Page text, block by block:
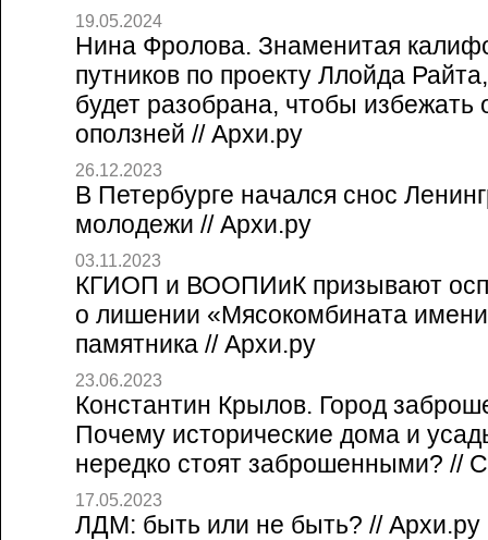
19.05.2024
Нина Фролова. Знаменитая
путников по проекту Ллойда
будет разобрана, чтобы избежать
оползней // Архи.ру
26.12.2023
В Петербурге начался снос
молодежи // Архи.ру
03.11.2023
КГИОП и ВООПИиК призывают
о лишении «Мясокомбината
памятника // Архи.ру
23.06.2023
Константин Крылов. Город
Почему исторические дома и
нередко стоят заброшенными? //
17.05.2023
ЛДМ: быть или не быть? // Архи.ру